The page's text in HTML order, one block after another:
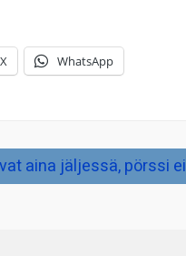
X WhatsApp
aina jäljessä, pörssi ei